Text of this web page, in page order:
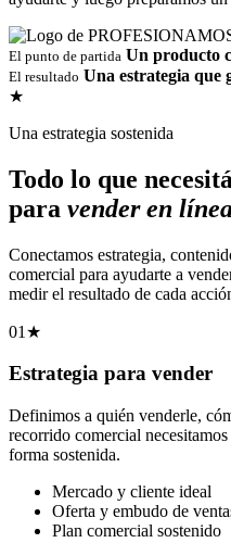
El punto de partida Un producto
El resultado Una estrategia que
★
Una estrategia sostenida
Todo lo que
para vender en
Conectamos estrategia,
comercial para ayudarte a
medir el resultado de cada
01 ★
Estrategia para vender
Definimos a quién venderle,
recorrido comercial
forma sostenida.
Mercado y cliente ideal
Oferta y embudo de
Plan comercial sostenido